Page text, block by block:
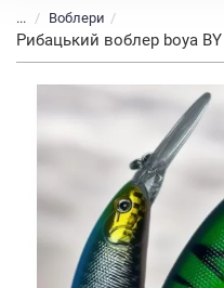
... Воблери
Рибацький воблер boya